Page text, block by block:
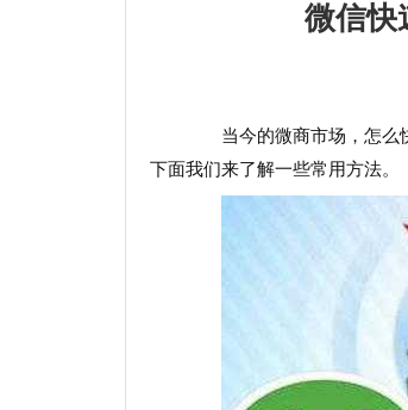
微信快
当今的微商市场，怎么快
下面我们来了解一些常用方法。